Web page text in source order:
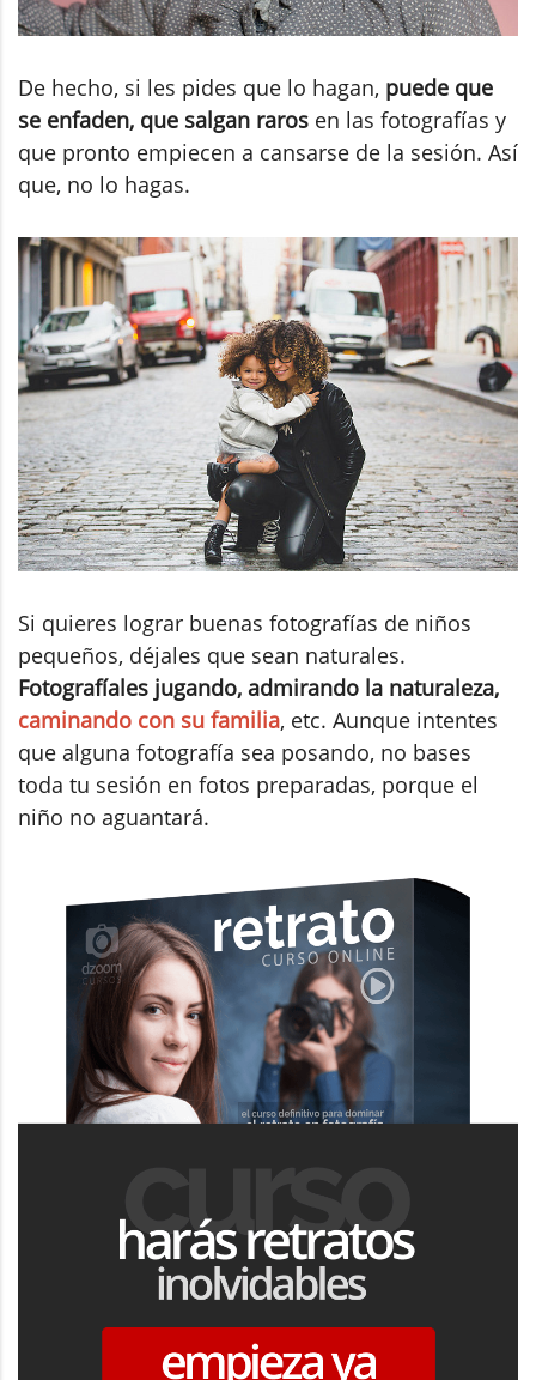
De hecho, si les pides que lo hagan, puede que
se enfaden, que salgan raros en las fotografías y
que pronto empiecen a cansarse de la sesión. Así
que, no lo hagas.
Si quieres lograr buenas fotografías de niños
pequeños, déjales que sean naturales.
Fotografíales jugando, admirando la naturaleza,
caminando con su familia, etc. Aunque intentes
que alguna fotografía sea posando, no bases
toda tu sesión en fotos preparadas, porque el
niño no aguantará.